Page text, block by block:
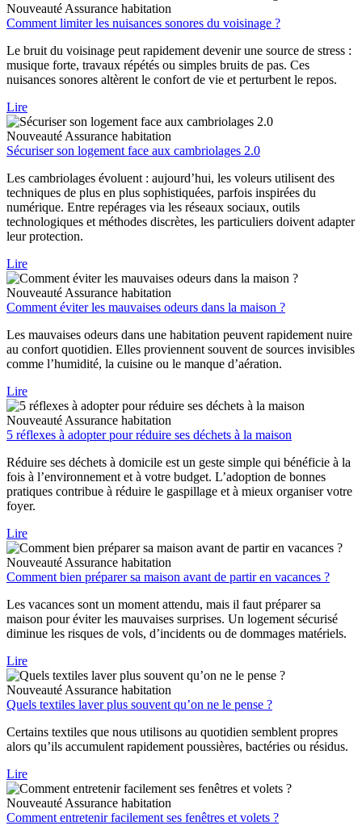
Nouveauté Assurance habitation
Comment limiter les nuisances sonores du voisinage ?
Le bruit du voisinage peut rapidement devenir une source de stress :
musique forte, travaux répétés ou simples bruits de pas. Ces
nuisances sonores altèrent le confort de vie et perturbent le repos.
Lire
Nouveauté Assurance habitation
Sécuriser son logement face aux cambriolages 2.0
Les cambriolages évoluent : aujourd’hui, les voleurs utilisent des
techniques de plus en plus sophistiquées, parfois inspirées du
numérique. Entre repérages via les réseaux sociaux, outils
technologiques et méthodes discrètes, les particuliers doivent adapter
leur protection.
Lire
Nouveauté Assurance habitation
Comment éviter les mauvaises odeurs dans la maison ?
Les mauvaises odeurs dans une habitation peuvent rapidement nuire
au confort quotidien. Elles proviennent souvent de sources invisibles
comme l’humidité, la cuisine ou le manque d’aération.
Lire
Nouveauté Assurance habitation
5 réflexes à adopter pour réduire ses déchets à la maison
Réduire ses déchets à domicile est un geste simple qui bénéficie à la
fois à l’environnement et à votre budget. L’adoption de bonnes
pratiques contribue à réduire le gaspillage et à mieux organiser votre
foyer.
Lire
Nouveauté Assurance habitation
Comment bien préparer sa maison avant de partir en vacances ?
Les vacances sont un moment attendu, mais il faut préparer sa
maison pour éviter les mauvaises surprises. Un logement sécurisé
diminue les risques de vols, d’incidents ou de dommages matériels.
Lire
Nouveauté Assurance habitation
Quels textiles laver plus souvent qu’on ne le pense ?
Certains textiles que nous utilisons au quotidien semblent propres
alors qu’ils accumulent rapidement poussières, bactéries ou résidus.
Lire
Nouveauté Assurance habitation
Comment entretenir facilement ses fenêtres et volets ?